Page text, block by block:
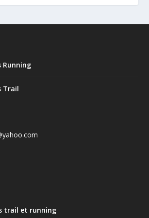
Running
Trail
trail et running